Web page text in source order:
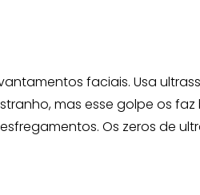
faciais. Usa
mas esse golpe os
Os zeros de